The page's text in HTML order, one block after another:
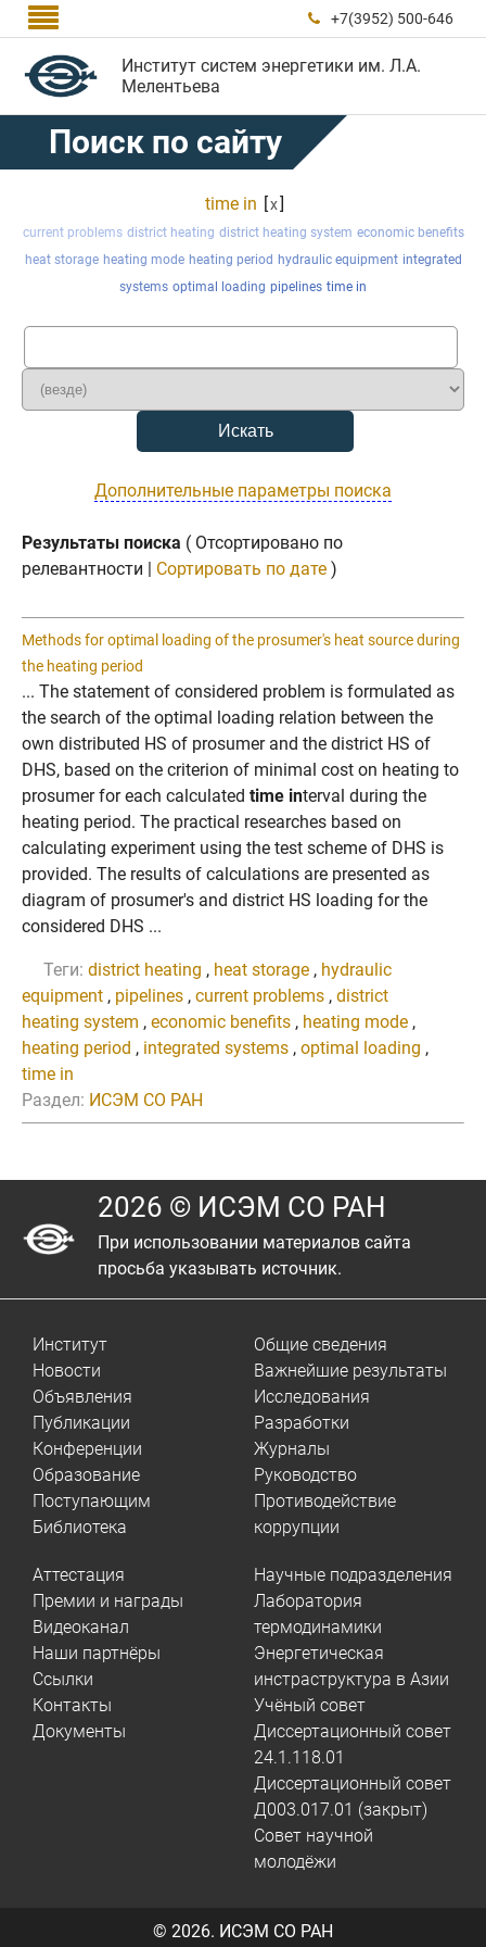
  +7(3952) 500-646
Институт систем энергетики им. Л.А.
Мелентьева
Поиск по сайту
time in [x]
current problems district heating district heating system economic benefits
heat storage heating mode heating period hydraulic equipment integrated
systems optimal loading pipelines time in
Дополнительные параметры поиска
Результаты поиска ( Отсортировано по
релевантности | Сортировать по дате )
Methods for optimal loading of the prosumer's heat source during
the heating period
... The statement of considered problem is formulated as
the search of the optimal loading relation between the
own distributed HS of prosumer and the district HS of
DHS, based on the criterion of minimal cost on heating to
prosumer for each calculated time interval during the
heating period. The practical researches based on
calculating experiment using the test scheme of DHS is
provided. The results of calculations are presented as
diagram of prosumer's and district HS loading for the
considered DHS ...
Теги: district heating , heat storage , hydraulic
equipment , pipelines , current problems , district
heating system , economic benefits , heating mode ,
heating period , integrated systems , optimal loading ,
time in
Раздел: ИСЭМ СО РАН
2026 © ИСЭМ СО РАН
При использовании материалов сайта
просьба указывать источник.
Институт
Новости
Объявления
Публикации
Конференции
Образование
Поступающим
Библиотека
Общие сведения
Важнейшие результаты
Исследования
Разработки
Журналы
Руководство
Противодействие
коррупции
Аттестация
Премии и награды
Видеоканал
Наши партнёры
Ссылки
Контакты
Документы
Научные подразделения
Лаборатория
термодинамики
Энергетическая
инстраструктура в Азии
Учёный совет
Диссертационный совет
24.1.118.01
Диссертационный совет
Д003.017.01 (закрыт)
Совет научной
молодёжи
© 2026. ИСЭМ СО РАН